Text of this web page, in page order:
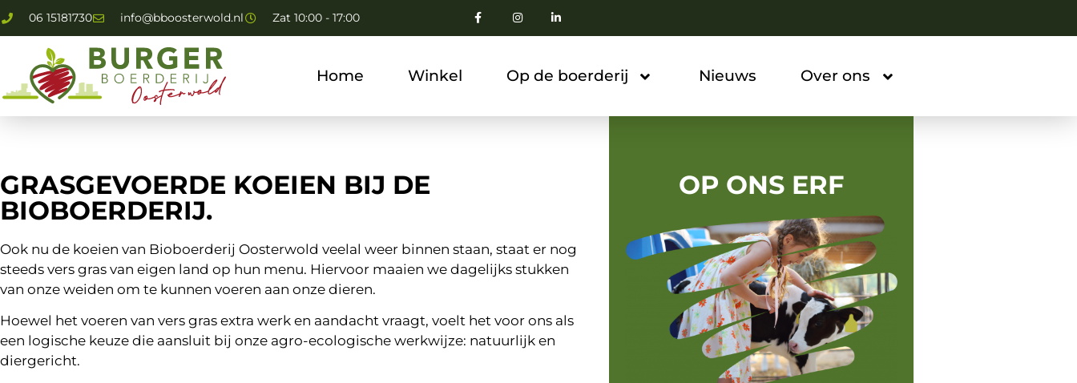
06 15181730 info@bboosterwold.nl Zat 10:00 - 17:00
Home Winkel Op de boerderij Nieuws Over ons
GRASGEVOERDE KOEIEN BIJ DE
BIOBOERDERIJ.
Ook nu de koeien van Bioboerderij Oosterwold veelal weer binnen staan, staat er nog
steeds vers gras van eigen land op hun menu. Hiervoor maaien we dagelijks stukken
van onze weiden om te kunnen voeren aan onze dieren.
Hoewel het voeren van vers gras extra werk en aandacht vraagt, voelt het voor ons als
een logische keuze die aansluit bij onze agro-ecologische werkwijze: natuurlijk en
diergericht.
OP ONS ERF